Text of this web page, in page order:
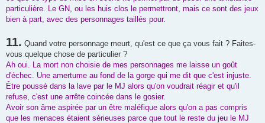
particulière. Le GN, ou les huis clos le permettront, mais ce sont des jeux
bien à part, avec des personnages taillés pour.
11. Quand votre personnage meurt, qu'est ce que ça vous fait ? Faites-
vous quelque chose de particulier ?
Ah oui. La mort non choisie de mes personnages me laisse un goût
d'échec. Une amertume au fond de la gorge qui me dit que c'est injuste.
Être poussé dans la lave par le MJ alors qu'on voudrait réagir et qu'il
refuse, c'est une arrête coincée dans le gosier.
Avoir son âme aspirée par un être maléfique alors qu'on a pas compris
que les menaces étaient sérieuses parce que tout le reste du jeu le MJ